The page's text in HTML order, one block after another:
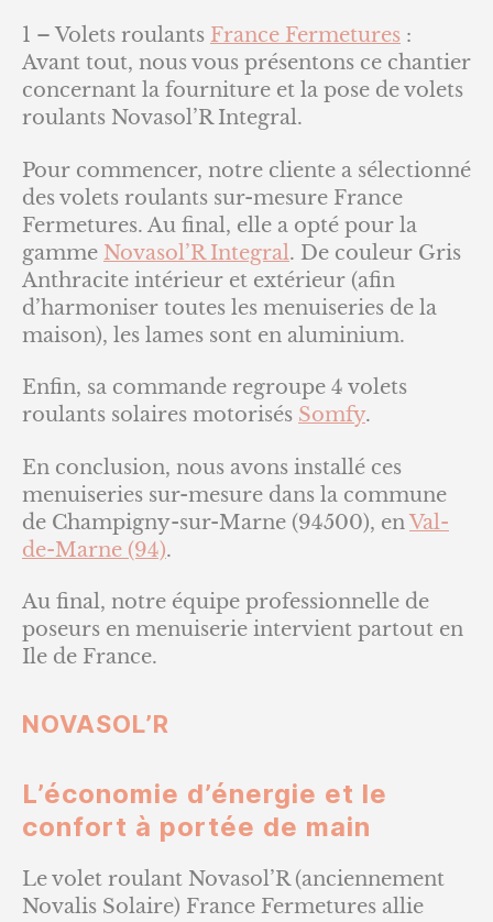
1 – Volets roulants France Fermetures :
Avant tout, nous vous présentons ce chantier
concernant la fourniture et la pose de volets
roulants Novasol’R Integral.
Pour commencer, notre cliente a sélectionné
des volets roulants sur-mesure France
Fermetures. Au final, elle a opté pour la
gamme Novasol’R Integral. De couleur Gris
Anthracite intérieur et extérieur (afin
d’harmoniser toutes les menuiseries de la
maison), les lames sont en aluminium.
Enfin, sa commande regroupe 4 volets
roulants solaires motorisés Somfy.
En conclusion, nous avons installé ces
menuiseries sur-mesure dans la commune
de Champigny-sur-Marne (94500), enVal-
de-Marne (94).
Au final, notre équipe professionnelle de
poseurs en menuiserie intervient partout en
Ile de France.
NOVASOL’R
L’économie d’énergie et le
confort à portée de main
Le volet roulant Novasol’R (anciennement
Novalis Solaire) France Fermetures allie